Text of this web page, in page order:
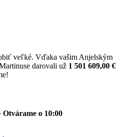
veľké. Vďaka vašim Anjelským
darovali už 1 501 609,00 €
Otvárame o 10:00